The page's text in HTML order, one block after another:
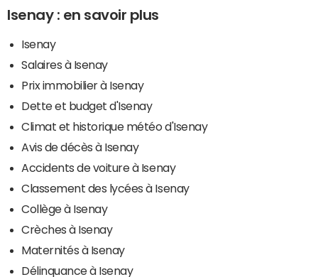
Isenay : en savoir plus
Isenay
Salaires à Isenay
Prix immobilier à Isenay
Dette et budget d'Isenay
Climat et historique météo d'Isenay
Avis de décès à Isenay
Accidents de voiture à Isenay
Classement des lycées à Isenay
Collège à Isenay
Crèches à Isenay
Maternités à Isenay
Délinquance à Isenay